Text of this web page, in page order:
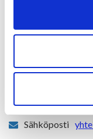
Aholantie 25,
Sähköposti